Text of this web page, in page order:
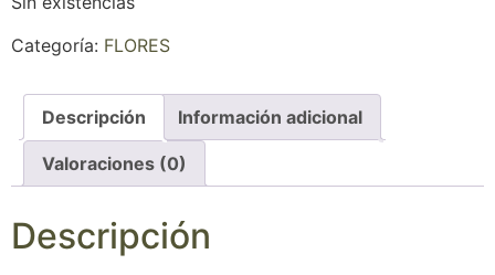
Categoría: FLORES
Descripción Información adicional
Valoraciones (0)
Descripción